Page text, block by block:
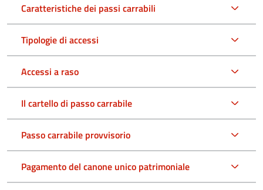
Caratteristiche dei passi carrabili
Tipologie di accessi
Accessi a raso
Il cartello di passo carrabile
Passo carrabile provvisorio
Pagamento del canone unico patrimoniale